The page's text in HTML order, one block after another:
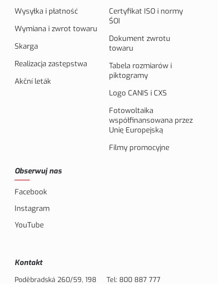
Wysyłka i płatność
Wymiana i zwrot towaru
Skarga
Realizacja zastępstwa
Akční leták
Certyfikat ISO i normy
ŚOI
Dokument zwrotu
towaru
Tabela rozmiarów i
piktogramy
Logo CANIS i CXS
Fotowoltaika
współfinansowana przez
Unię Europejską
Filmy promocyjne
Obserwuj nas
Facebook
Instagram
YouTube
Kontakt
Poděbradská 260/59, 198 Tel: 800 887 777